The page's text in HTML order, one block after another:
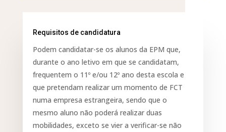
Requisitos de candidatura
Podem candidatar-se os alunos da EPM que,
durante o ano letivo em que se candidatam,
frequentem o 11º e/ou 12º ano desta escola e
que pretendam realizar um momento de FCT
numa empresa estrangeira, sendo que o
mesmo aluno não poderá realizar duas
mobilidades, exceto se vier a verificar-se não